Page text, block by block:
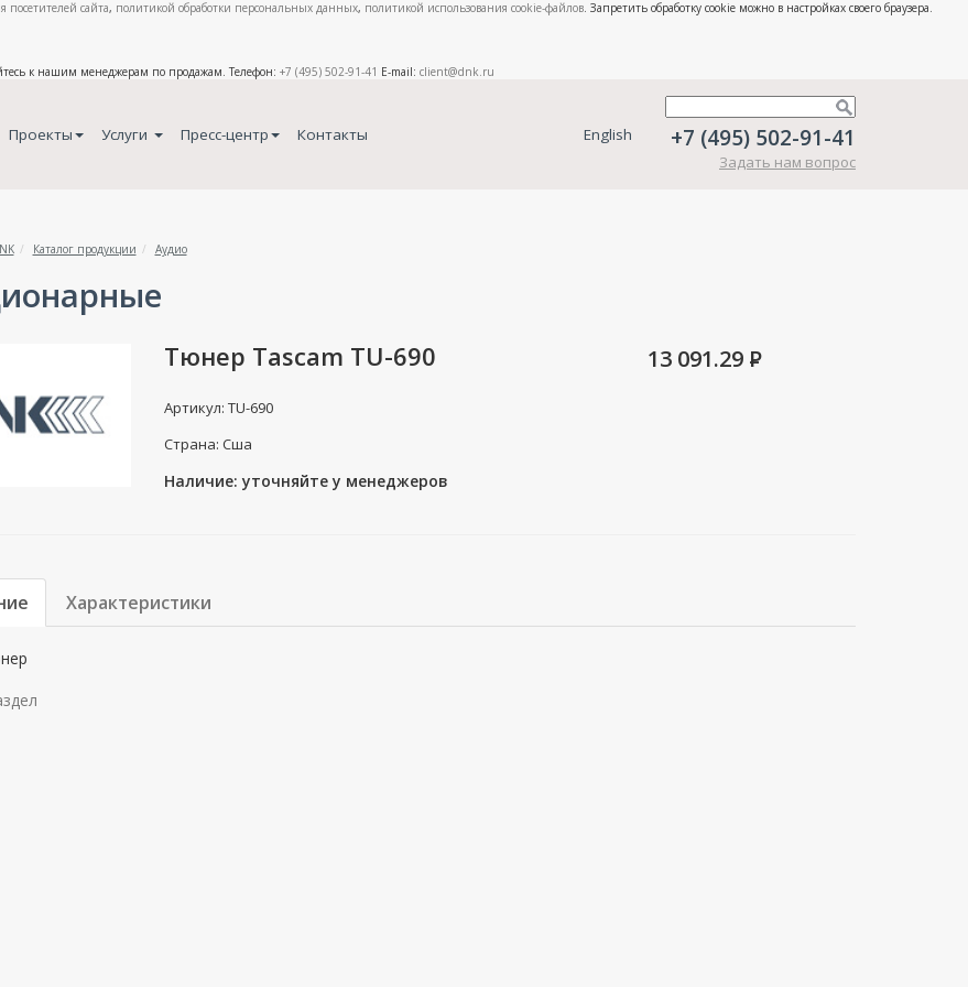
посетителей сайта, политикой обработки персональных данных, политикой использования cookie-файлов. Запретить обработку cookie можно в настройках своего браузера.
к нашим менеджерам по продажам. Телефон: +7 (495) 502-91-41 E-mail: client@dnk.ru
Проекты Услуги Пресс-центр Контакты English +7 (495) 502-91-41
Задать нам вопрос
Каталог продукции Аудио
Тюнер Tascam TU-690
Артикул: TU-690
Страна: Сша
Наличие: уточняйте у менеджеров
13 091.29 P
Характеристики